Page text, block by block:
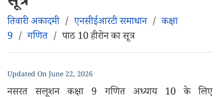
तिवारी अकादमी/एनसीईआरटी समाधान/कक्षा
9 /गणित/पाठ 10 हीरोन का सूत्र
Updated OnJune 22, 2026
नसरत सलूशन कक्षा 9 गणित अध्याय 10 के लिए